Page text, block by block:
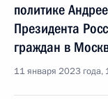
политике
Президента
граждан в
11 января 2023 года,